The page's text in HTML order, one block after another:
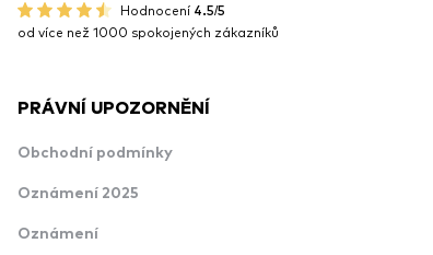
Hodnocení 4.5/5
od více než 1000 spokojených zákazníků
PRÁVNÍ UPOZORNĚNÍ
Obchodní podmínky
Oznámení 2025
Oznámení